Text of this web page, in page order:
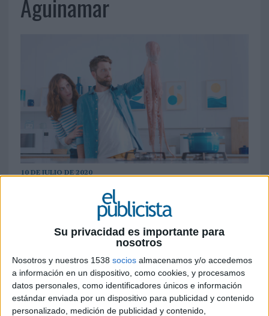
Su privacidad es importante para
nosotros
Nosotros y nuestros 1538 socios almacenamos y/o accedemos
a información en un dispositivo, como cookies, y procesamos
datos personales, como identificadores únicos e información
estándar enviada por un dispositivo para publicidad y contenido
personalizado, medición de publicidad y contenido,
Aguinamar
10 DE JULIO DE 2020
Ficha técnica ‘Rap’
Anunciante: Angulas Aguinaga
Marca: Aguinamar
Contacto cliente: Mikel Grande, Inma Larrañeta